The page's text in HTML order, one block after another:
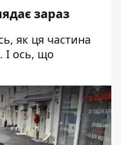
зараз
як ця частина
І ось, що